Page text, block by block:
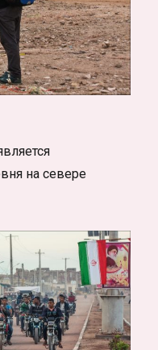
на севере